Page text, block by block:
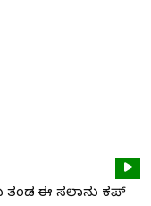
ತಂಡ ಈ ಸಲಾನು ಕಪ್